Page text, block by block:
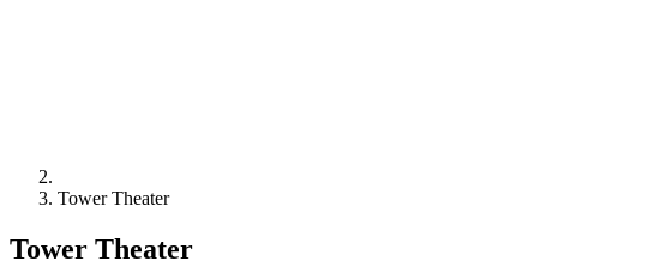
Tower Theater
Tower Theater